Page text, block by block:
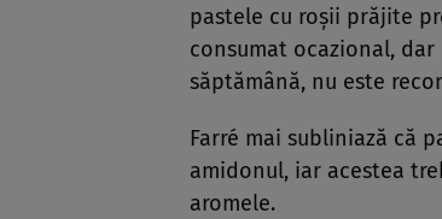
pastele cu roșii prăjite
consumat ocazional,
săptămână, nu este
Farré mai subliniază că
amidonul, iar acestea
aromele.